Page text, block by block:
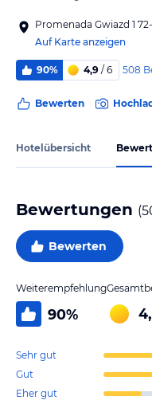
Promenada Gwiazd 1
Auf Karte anzeigen
90% 4,9 / 6 508
Bewerten
Hotelübersicht
Bewertungen (
Bewerten
Weiterempfehlung
90%
Sehr gut
Gut
Eher gut